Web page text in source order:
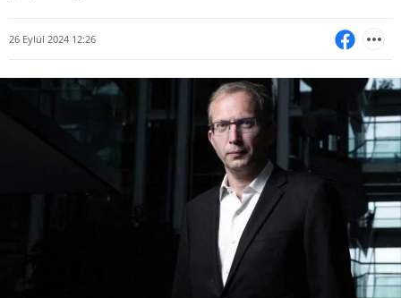
26 Eylül 2024 12:26